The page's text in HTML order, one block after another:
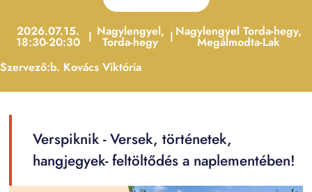
2026.07.15.
18:30-20:30 | Nagylengyel,
Torda-hegy | Nagylengyel Torda-hegy,
Megálmodta-Lak
Szervező:b. Kovács Viktória
Verspiknik - Versek, történetek,
hangjegyek- feltöltődés a naplementében!